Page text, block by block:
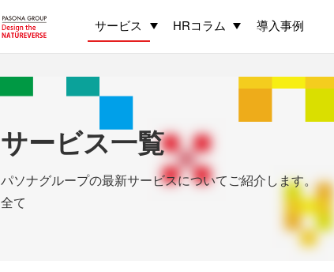
サービス HRコラム 導入事例
サービス一覧
パソナグループの最新サービスについてご紹介します。
全て